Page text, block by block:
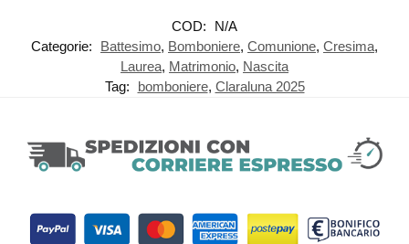
COD:
N/A
Categorie:
Battesimo, Bomboniere, Comunione, Cresima,
Laurea, Matrimonio, Nascita
Tag:
bomboniere, Claraluna 2025